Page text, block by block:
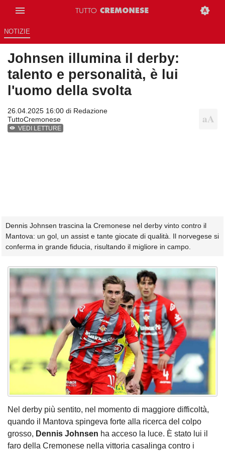
NOTIZIE
Johnsen illumina il derby:
talento e personalità, è lui
l'uomo della svolta
26.04.2025 16:00 di Redazione
TuttoCremonese
VEDI LETTURE
Dennis Johnsen trascina la Cremonese nel derby vinto contro il
Mantova: un gol, un assist e tante giocate di qualità. Il norvegese si
conferma in grande fiducia, risultando il migliore in campo.
Nel derby più sentito, nel momento di maggiore difficoltà,
quando il Mantova spingeva forte alla ricerca del colpo
grosso, Dennis Johnsen ha acceso la luce. È stato lui il
faro della Cremonese nella vittoria casalinga contro i